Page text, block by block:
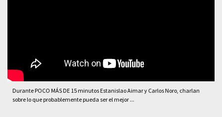
Durante POCO MÁS DE 15 minutos Estanislao Aimar y Carlos Noro, charlan
sobre lo que probablemente pueda ser el mejor ...